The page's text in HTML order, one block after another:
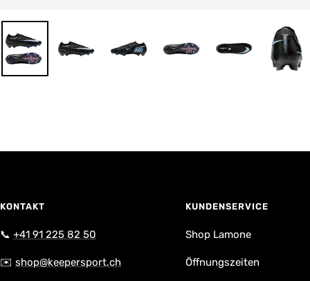
KONTAKT
📞 +41 91 225 82 50
✉️ shop@keepersport.ch
KUNDENSERVICE
Shop Lamone
Öffnungszeiten